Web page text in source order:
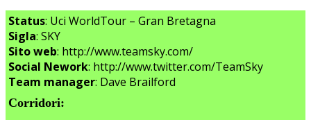
Status: Uci WorldTour – Gran Bretagna
Sigla: SKY
Sito web: http://www.teamsky.com/
Social Nework: http://www.twitter.com/TeamSky
Team manager: Dave Brailford
Corridori: